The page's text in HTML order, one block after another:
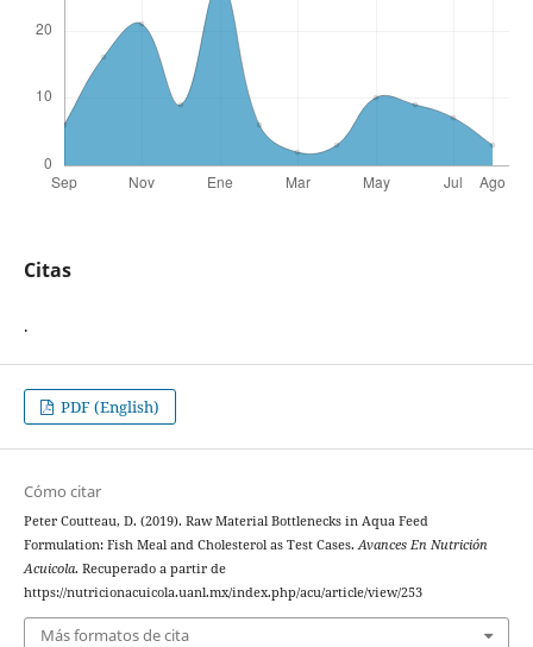
Citas
.
PDF (English)
Cómo citar
Peter Coutteau, D. (2019). Raw Material Bottlenecks in Aqua Feed
Formulation: Fish Meal and Cholesterol as Test Cases.Avances En Nutrición
Acuicola. Recuperado a partir de
https://nutricionacuicola.uanl.mx/index.php/acu/article/view/253
Más formatos de cita